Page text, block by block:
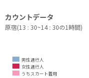
カウントデータ
原宿(13 : 30~14 : 30の1時間)
男性通行人
女性通行人
うちスカート着用